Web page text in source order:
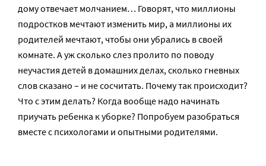
дому отвечает молчанием… Говорят, что миллионы
подростков мечтают изменить мир, а миллионы их
родителей мечтают, чтобы они убрались в своей
комнате. А уж сколько слез пролито по поводу
неучастия детей в домашних делах, сколько гневных
слов сказано – и не сосчитать. Почему так происходит?
Что с этим делать? Когда вообще надо начинать
приучать ребенка к уборке? Попробуем разобраться
вместе с психологами и опытными родителями.